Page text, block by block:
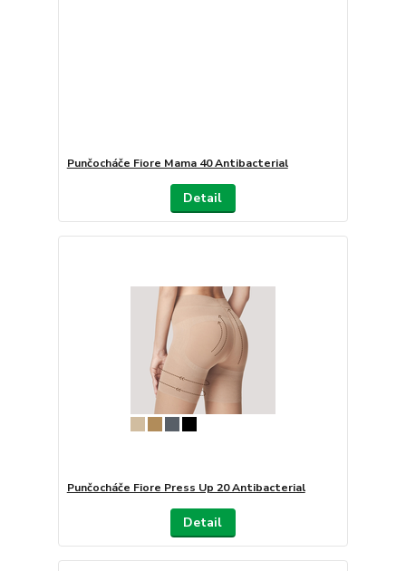
Punčocháče Fiore Mama 40 Antibacterial
Detail
Punčocháče Fiore Press Up 20 Antibacterial
Detail